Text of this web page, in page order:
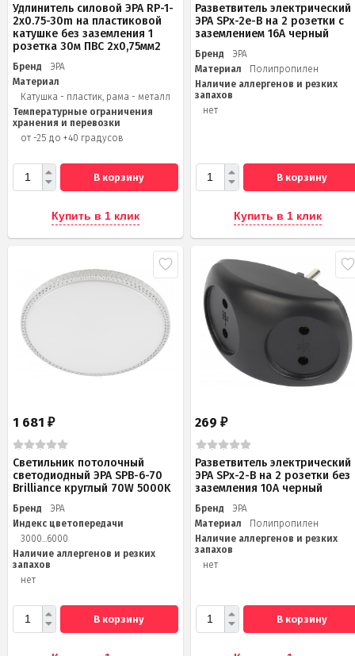
Удлинитель силовой ЭРА RP-1-
2x0.75-30m на пластиковой
катушке без заземления 1
розетка 30м ПВС 2х0,75мм2
Бренд
ЭРА
Материал
Катушка - пластик, рама - металл
Температурные ограничения
хранения и перевозки
от -25 до +40 градусов
В корзину
Купить в 1 клик
Разветвитель электрический
ЭРА SPx-2e-B на 2 розетки с
заземлением 16А черный
Бренд
ЭРА
Материал
Полипропилен
Наличие аллергенов и резких
запахов
нет
В корзину
Купить в 1 клик
1 681 ₽
Светильник потолочный
светодиодный ЭРА SPB-6-70
Brilliance круглый 70W 5000K
Бренд
ЭРА
Индекс цветопередачи
3000...6000
Наличие аллергенов и резких
запахов
нет
В корзину
269₽
Разветвитель электрический
ЭРА SPx-2-B на 2 розетки без
заземления 10А черный
Бренд
ЭРА
Материал
Полипропилен
Наличие аллергенов и резких
запахов
нет
В корзину